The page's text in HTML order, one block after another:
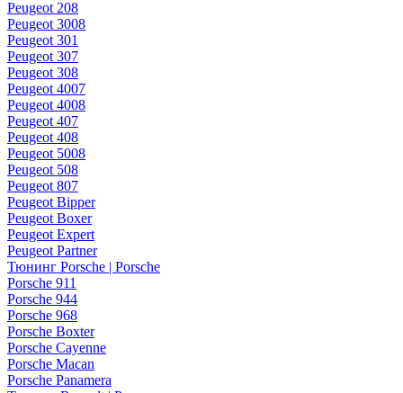
Peugeot 208
Peugeot 3008
Peugeot 301
Peugeot 307
Peugeot 308
Peugeot 4007
Peugeot 4008
Peugeot 407
Peugeot 408
Peugeot 5008
Peugeot 508
Peugeot 807
Peugeot Bipper
Peugeot Boxer
Peugeot Expert
Peugeot Partner
Тюнинг Porsche | Porsche
Porsche 911
Porsche 944
Porsche 968
Porsche Boxter
Porsche Cayenne
Porsche Macan
Porsche Panamera